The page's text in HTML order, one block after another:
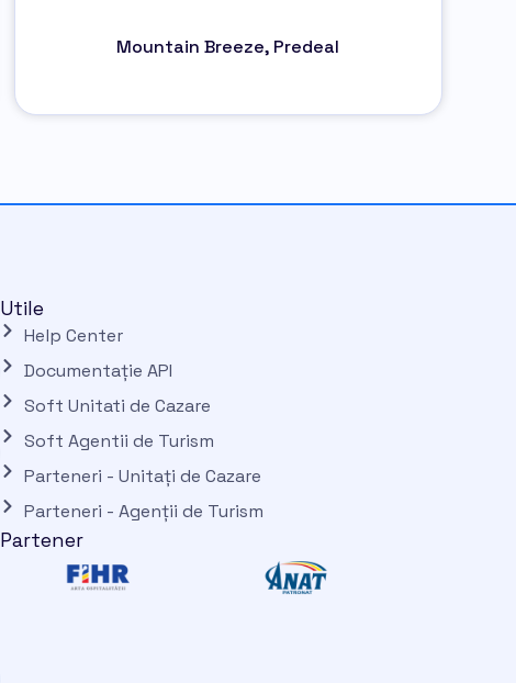
Mountain Breeze, Predeal
Utile
Help Center
Documentație API
Soft Unitati de Cazare
Soft Agentii de Turism
Parteneri - Unitați de Cazare
Parteneri - Agenții de Turism
Partener